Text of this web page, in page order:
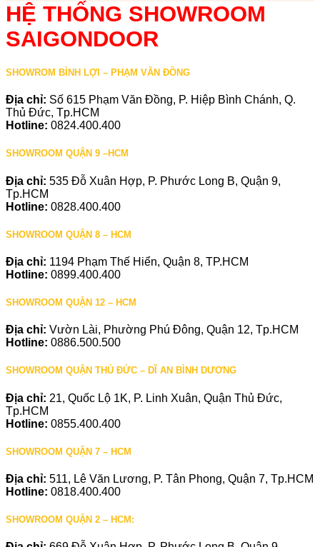
HỆ THỐNG SHOWROOM
SAIGONDOOR
SHOWROM BÌNH LỢI – PHẠM VĂN ĐỒNG
Địa chỉ: Số 615 Phạm Văn Đồng, P. Hiệp Bình Chánh, Q.
Thủ Đức, Tp.HCM
Hotline: 0824.400.400
SHOWROOM QUẬN 9 –HCM
Địa chỉ: 535 Đỗ Xuân Hợp, P. Phước Long B, Quận 9,
Tp.HCM
Hotline: 0828.400.400
SHOWROOM QUẬN 8 – HCM
Địa chỉ: 1194 Phạm Thế Hiển, Quận 8, TP.HCM
Hotline: 0899.400.400
SHOWROOM QUẬN 12 – HCM
Địa chỉ: Vườn Lài, Phường Phú Đông, Quận 12, Tp.HCM
Hotline: 0886.500.500
SHOWROOM QUẬN THỦ ĐỨC – DĨ AN BÌNH DƯƠNG
Địa chỉ: 21, Quốc Lộ 1K, P. Linh Xuân, Quận Thủ Đức,
Tp.HCM
Hotline: 0855.400.400
SHOWROOM QUẬN 7 – HCM
Địa chỉ: 511, Lê Văn Lương, P. Tân Phong, Quận 7, Tp.HCM
Hotline: 0818.400.400
SHOWROOM QUẬN 2 – HCM: